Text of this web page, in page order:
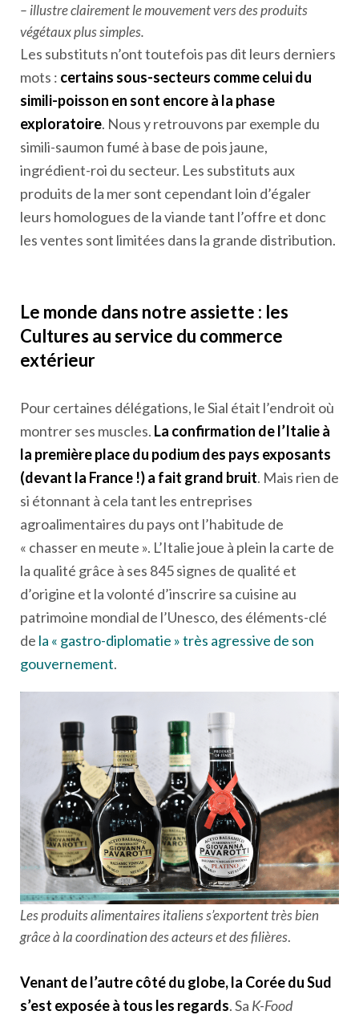
– illustre clairement le mouvement vers des produits
végétaux plus simples.
Les substituts n’ont toutefois pas dit leurs derniers
mots : certains sous-secteurs comme celui du
simili-poisson en sont encore à la phase
exploratoire. Nous y retrouvons par exemple du
simili-saumon fumé à base de pois jaune,
ingrédient-roi du secteur. Les substituts aux
produits de la mer sont cependant loin d’égaler
leurs homologues de la viande tant l’offre et donc
les ventes sont limitées dans la grande distribution.
Le monde dans notre assiette : les
Cultures au service du commerce
extérieur
Pour certaines délégations, le Sial était l’endroit où
montrer ses muscles. La confirmation de l’Italie à
la première place du podium des pays exposants
(devant la France !) a fait grand bruit. Mais rien de
si étonnant à cela tant les entreprises
agroalimentaires du pays ont l’habitude de
« chasser en meute ». L’Italie joue à plein la carte de
la qualité grâce à ses 845 signes de qualité et
d’origine et la volonté d’inscrire sa cuisine au
patrimoine mondial de l’Unesco, des éléments-clé
de la « gastro-diplomatie » très agressive de son
gouvernement.
Les produits alimentaires italiens s’exportent très bien
grâce à la coordination des acteurs et des filières.
Venant de l’autre côté du globe, la Corée du Sud
s’est exposée à tous les regards. Sa K-Food